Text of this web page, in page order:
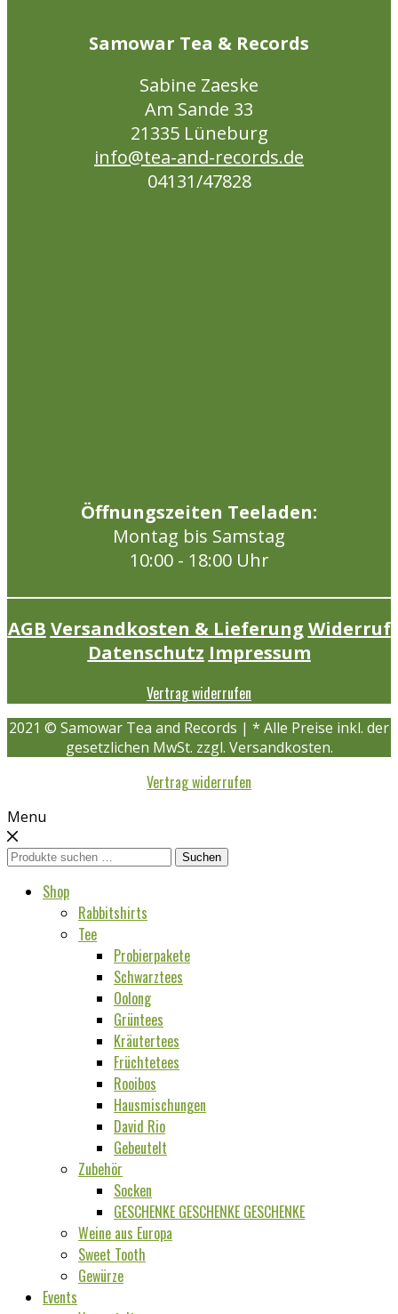
gewählt
Samowar Tea & Records
Sabine Zaeske
Am Sande 33
21335 Lüneburg
info@tea-and-records.de
04131/47828
Öffnungszeiten Teeladen:
Montag bis Samstag
10:00 - 18:00 Uhr
AGB Versandkosten & Lieferung Widerruf
Datenschutz Impressum
Vertrag widerrufen
2021 © Samowar Tea and Records | * Alle Preise inkl. der
gesetzlichen MwSt. zzgl. Versandkosten.
Vertrag widerrufen
Menu
Suchen
Suchen
Shop
Rabbitshirts
Tee
Probierpakete
Schwarztees
Oolong
Grüntees
Kräutertees
Früchtetees
Rooibos
Hausmischungen
David Rio
Gebeutelt
Zubehör
Socken
GESCHENKE GESCHENKE GESCHENKE
Weine aus Europa
Sweet Tooth
Gewürze
Events